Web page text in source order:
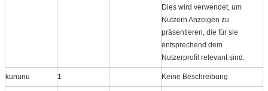
Dies wird verwendet, um
Nutzern Anzeigen zu
präsentieren, die für sie
entsprechend dem
Nutzerprofil relevant sind.
kununu 1 Keine Beschreibung